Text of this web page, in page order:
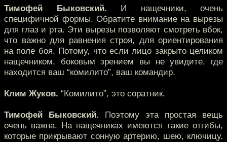
Тимофей Быковский. И нащечники, очень
специфичной формы. Обратите внимание на вырезы
для глаз и рта. Эти вырезы позволяют смотреть вбок,
что важно для равнения строя, для ориентирования
на поле боя. Потому, что если лицо закрыто целиком
нащечником, боковым зрением вы не увидите, где
находится ваш “комилито”, ваш командир.
Клим Жуков. “Комилито”, это соратник.
Тимофей Быковский. Поэтому эта простая вещь
очень важна. На нащечниках имеются такие отгибы,
которые прикрывают сонную артерию, шею, ключицу.